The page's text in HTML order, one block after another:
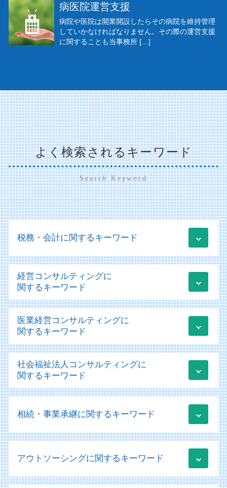
病医院運営支援
病院や医院は開業開設したらその病院を維持管理
していかなければなりません。その際の運営支援
に関することも当事務所 […]
よく検索されるキーワード
Search Keyword
税務・会計に関するキーワード
税務 為替レート
税務 勘定科目
法人税 損金 算入
顧問業務 とは
税務 見積計上
顧問業務 会計士
税務 確定申告
個人事業主 確定申告
クラウド会計ソフト 個人事業主
税務相談 どこまで
税務 会計
クラウド会計 導入支援
経営コンサルティングに
関するキーワード
業績管理システム
新規事業立ち上げ 補助金
新規事業助成金 個人事業主
経営改善計画 変更
経営改善計画 補助金
運用支援 コンサルティング
新規事業立ち上げ コンサル
経営改善計画 コロナ
クラウド 運用支援
起業 資金調達 個人
医業経営コンサルティングに
関するキーワード
医療法人 設立
医療法人 補助金
医療法人 決算書
医療会計
医療機器 リース
経営診断
経営診断 コンサルタント
社会福祉法人コンサルティングに
関するキーワード
社会福祉法人 印紙税
社会福祉法人 助成金
社会福祉法人 規定 作成
社会福祉法人 勘定科目
相続・事業承継に関するキーワード
相続 放棄
相続 株式
アウトソーシングに関するキーワード